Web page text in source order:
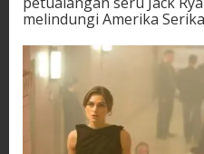
melindungi Amerika